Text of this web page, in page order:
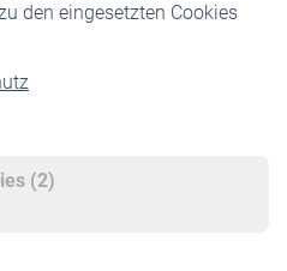
den eingesetzten Cookies
(2)